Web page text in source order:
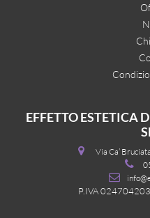
EFFETTO ESTETICA
Via Ca’
P.IVA